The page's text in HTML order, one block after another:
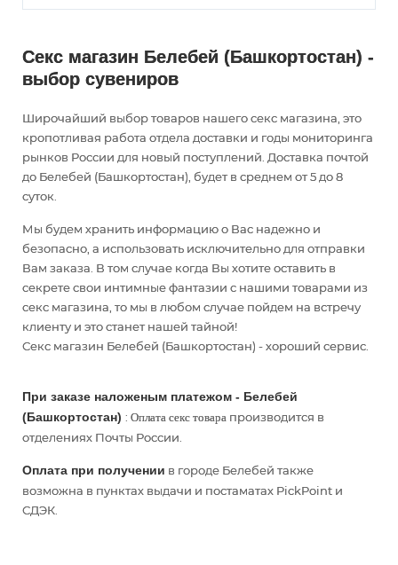
Секс магазин Белебей (Башкортостан) -
выбор сувениров
Широчайший выбор товаров нашего секс магазина, это
кропотливая работа отдела доставки и годы мониторинга
рынков России для новый поступлений. Доставка почтой
до Белебей (Башкортостан), будет в среднем от 5 до 8
суток.
Мы будем хранить информацию о Вас надежно и
безопасно, а использовать исключительно для отправки
Вам заказа. В том случае когда Вы хотите оставить в
секрете свои интимные фантазии с нашими товарами из
секс магазина, то мы в любом случае пойдем на встречу
клиенту и это станет нашей тайной!
Секс магазин Белебей (Башкортостан) - хороший сервис.
При заказе наложеным платежом - Белебей
(Башкортостан) : Оплата секс товара производится в
отделениях Почты России.
Оплата при получении в городе Белебей также
возможна в пунктах выдачи и постаматах PickPoint и
СДЭК.